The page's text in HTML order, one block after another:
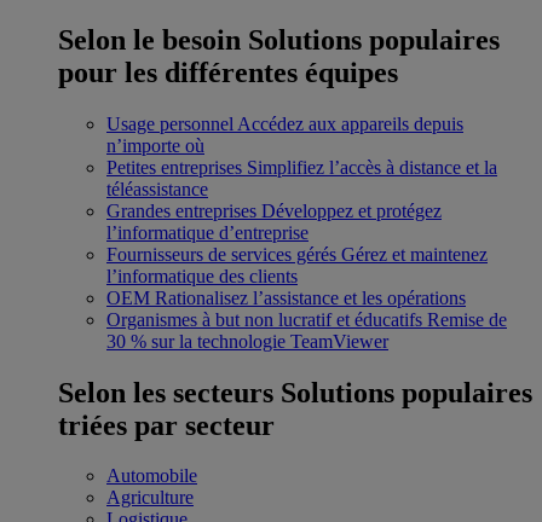
Selon le besoin Solutions populaires
pour les différentes équipes
Usage personnel Accédez aux appareils depuis
n’importe où
Petites entreprises Simplifiez l’accès à distance et la
téléassistance
Grandes entreprises Développez et protégez
l’informatique d’entreprise
Fournisseurs de services gérés Gérez et maintenez
l’informatique des clients
OEM Rationalisez l’assistance et les opérations
Organismes à but non lucratif et éducatifs Remise de
30 % sur la technologie TeamViewer
Selon les secteurs Solutions populaires
triées par secteur
Automobile
Agriculture